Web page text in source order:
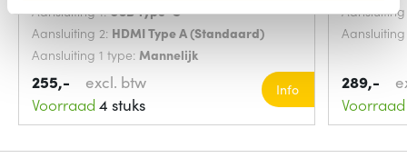
Aansluiting 1:USB Type-C
Aansluiting 2: HDMI Type A (Standaard)
Aansluiting 1 type: Mannelijk
255,-
excl. btw
Voorraad 4 stuks
Info 289,-
Voorraad